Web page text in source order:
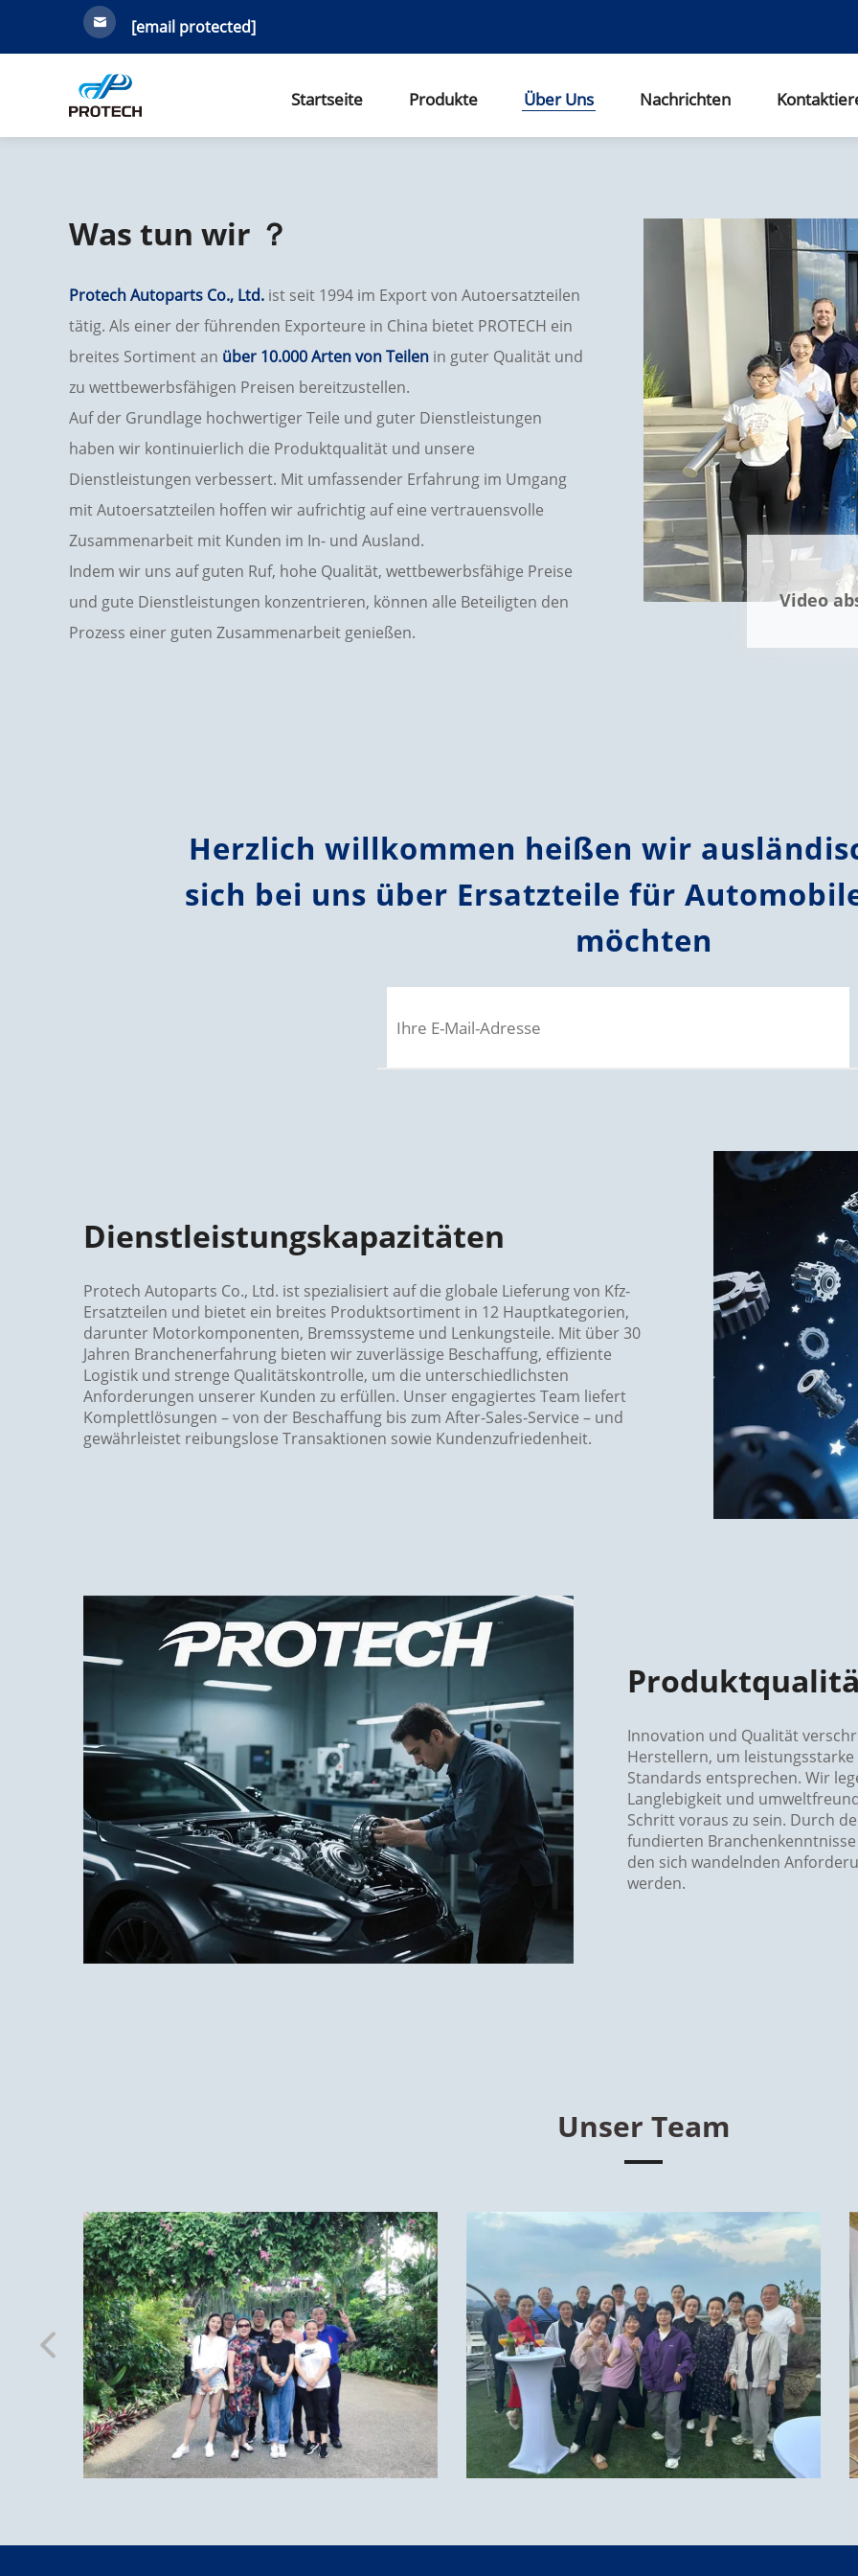
[email protected]
Startseite Produkte Über Uns Nachrichten
Was tun wir ？
Protech Autoparts Co., Ltd. ist seit 1994 im Export von Autoersatzteilen
tätig. Als einer der führenden Exporteure in China bietet PROTECH ein
breites Sortiment an über 10.000 Arten von Teilen in guter Qualität und
zu wettbewerbsfähigen Preisen bereitzustellen.
Auf der Grundlage hochwertiger Teile und guter Dienstleistungen
haben wir kontinuierlich die Produktqualität und unsere
Dienstleistungen verbessert. Mit umfassender Erfahrung im Umgang
mit Autoersatzteilen hoffen wir aufrichtig auf eine vertrauensvolle
Zusammenarbeit mit Kunden im In- und Ausland.
Indem wir uns auf guten Ruf, hohe Qualität, wettbewerbsfähige Preise
und gute Dienstleistungen konzentrieren, können alle Beteiligten den
Prozess einer guten Zusammenarbeit genießen.
Video
Herzlich willkommen heißen wir
sich bei uns über Ersatzteile für
möchten
Dienstleistungskapazitäten
Protech Autoparts Co., Ltd. ist spezialisiert auf die globale Lieferung von Kfz-
Ersatzteilen und bietet ein breites Produktsortiment in 12 Hauptkategorien,
darunter Motorkomponenten, Bremssysteme und Lenkungsteile. Mit über 30
Jahren Branchenerfahrung bieten wir zuverlässige Beschaffung, effiziente
Logistik und strenge Qualitätskontrolle, um die unterschiedlichsten
Anforderungen unserer Kunden zu erfüllen. Unser engagiertes Team liefert
Komplettlösungen – von der Beschaffung bis zum After-Sales-Service – und
gewährleistet reibungslose Transaktionen sowie Kundenzufriedenheit.
Innovation und Qualität
Herstellern, um
Standards entsprechen. Wir
Langlebigkeit und
Schritt voraus zu sein. Durch
fundierten
den sich wandelnden
werden.
Unser Team